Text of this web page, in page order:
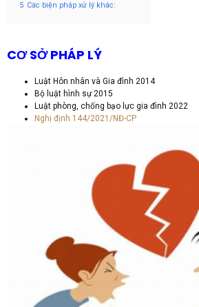
5 Các biện pháp xử lý khác:
CƠ SỞ PHÁP LÝ
Luật Hôn nhân và Gia đình 2014
Bộ luật hình sự 2015
Luật phòng, chống bạo lực gia đình 2022
Nghị định 144/2021/NĐ-CP